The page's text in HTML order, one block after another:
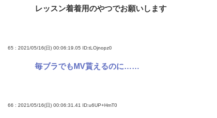
レッスン着着用のやつでお願いします
65 : 2021/05/16(日) 00:06:19.05 ID:tLOjnopz0
毎ブラでもMV貰えるのに……
66 : 2021/05/16(日) 00:06:31.41 ID:u6UP+HmT0